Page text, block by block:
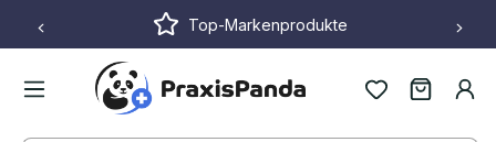
Zum Hauptinhalt springenTop-Markenprodukte